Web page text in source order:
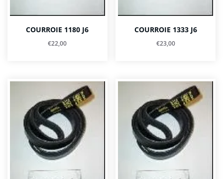
COURROIE 1180 J6
€22,00
COURROIE 1333 J6
€23,00